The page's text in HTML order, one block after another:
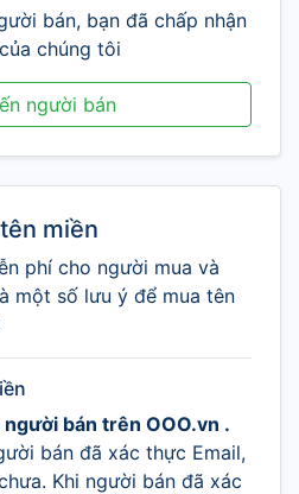
bán, bạn đã chấp nhận
của chúng tôi
người bán
miền
phí cho người mua và
một số lưu ý để mua tên
bán trên OOO.vn .
bán đã xác thực Email,
Khi người bán đã xác